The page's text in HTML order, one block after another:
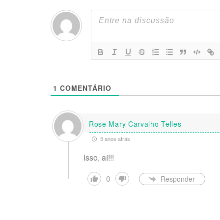
1 COMENTÁRIO
Rose Mary Carvalho Telles
5 anos atrás
Isso, aí!!!
0
Responder